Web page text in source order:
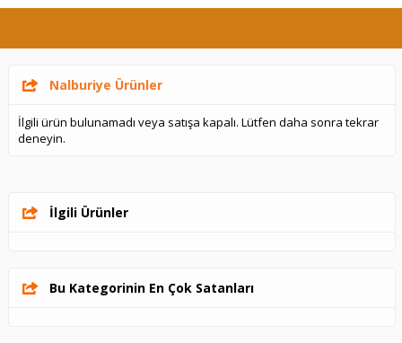
Üye Girişi Üye Olmak İstiyorum
Nalburiye Ürünler
İlgili ürün bulunamadı veya satışa kapalı. Lütfen daha sonra tekrar
deneyin.
İlgili Ürünler
Bu Kategorinin En Çok Satanları